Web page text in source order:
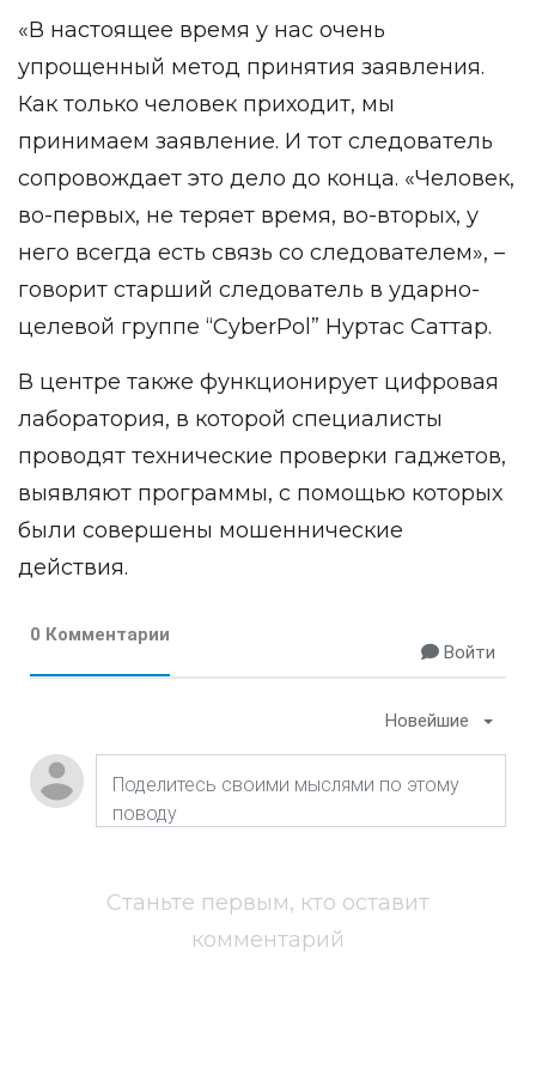
«В настоящее время у нас очень
упрощенный метод принятия заявления.
Как только человек приходит, мы
принимаем заявление. И тот следователь
сопровождает это дело до конца. «Человек,
во-первых, не теряет время, во-вторых, у
него всегда есть связь со следователем», –
говорит старший следователь в ударно-
целевой группе “CyberPol” Нуртас Саттар.
В центре также функционирует цифровая
лаборатория, в которой специалисты
проводят технические проверки гаджетов,
выявляют программы, с помощью которых
были совершены мошеннические
действия.
0 Комментарии
Войти
Новейшие
Станьте первым, кто оставит
комментарий